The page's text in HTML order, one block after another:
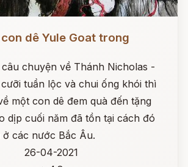
dê Yule Goat trong
chuyện về Thánh Nicholas -
tuần lộc và chui ống khói thì
một con dê đem quà đến tặng
dịp cuối năm đã tồn tại cách đó
ở các nước Bắc Âu.
26-04-2021